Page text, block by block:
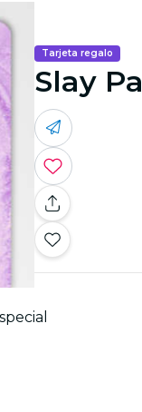
Tarjeta regalo
Slay